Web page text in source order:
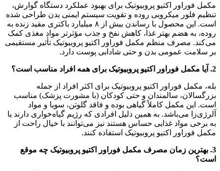
مکمل فوراور اکتیو پروبیوتیک برای بهبود عملکرد دستگاه گوارش،
تنظیم فلور میکروبی روده و تقویت سیستم ایمنی بدن طراحی شده
است. این محصول با رساندن بیش از ۸ میلیارد باکتری مفید زنده به
روده، به هضم بهتر غذا، کاهش نفخ و جذب مؤثرتر مواد مغذی کمک
می‌کند. مصرف منظم مکمل فوراور اکتیو پروبیوتیک تأثیر مستقیمی
بر سلامت عمومی بدن و حتی شادابی پوست دارد.
2. آیا مکمل فوراور اکتیو پروبیوتیک برای همه افراد مناسب است؟
بله، مکمل فوراور اکتیو پروبیوتیک برای اکثر افراد از جمله
بزرگسالان، سالمندان و حتی کودکان (با مشورت پزشک) مناسب
است. این مکمل کاملاً گیاهی بوده و فاقد گلوتن، سویا و مواد
آلرژی‌زا می‌باشد. به همین دلیل افرادی که رژیم گیاه‌خواری دارند یا
به برخی مواد غذایی حساس هستند نیز می‌توانند با خیال راحت از
مکمل فوراور اکتیو پروبیوتیک استفاده کنند.
3. بهترین زمان مصرف مکمل فوراور اکتیو پروبیوتیک چه موقع
است؟